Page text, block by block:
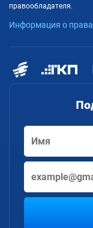
правообладателя.
Информация о